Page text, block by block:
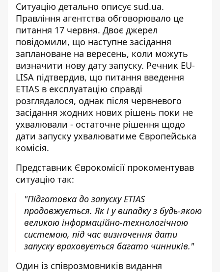
Ситуацію детально описує sud.ua.
Правління агентства обговорювало це
питання 17 червня. Двоє джерел
повідомили, що наступне засідання
заплановане на вересень, коли можуть
визначити нову дату запуску. Речник EU-
LISA підтвердив, що питання введення
ETIAS в експлуатацію справді
розглядалося, однак після червневого
засідання жодних нових рішень поки не
ухвалювали - остаточне рішення щодо
дати запуску ухвалюватиме Європейська
комісія.
Представник Єврокомісії прокоментував
ситуацію так:
"Підготовка до запуску ETIAS
продовжується. Як і у випадку з будь-якою
великою інформаційно-технологічною
системою, під час визначення дати
запуску враховується багато чинників."
Один із співрозмовників видання